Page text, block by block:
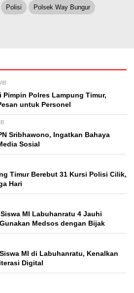
Polisi Polsek Way Bungur
Pimpin Polres Lampung Timur,
untuk Personel
Sribhawono, Ingatkan Bahaya
Sosial
Timur Berebut 31 Kursi Polisi Cilik,
Hari
MI Labuhanratu 4 Jauhi
Medsos dengan Bijak
MI di Labuhanratu, Kenalkan
Digital